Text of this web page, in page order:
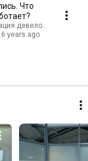
Что
девелопмента
years ago